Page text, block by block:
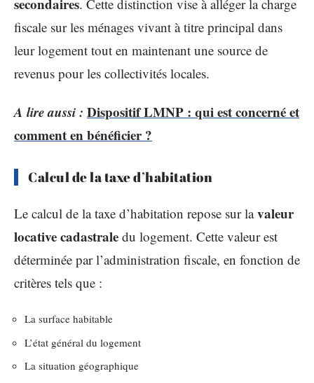
. Cette distinction vise à alléger la charge
fiscale sur les ménages vivant à titre principal dans
leur logement tout en maintenant une source de
revenus pour les collectivités locales.
A lire aussi : Dispositif LMNP : qui est concerné et
comment en bénéficier ?
Calcul de la taxe d’habitation
Le calcul de la taxe d’habitation repose sur lavaleur
locative cadastrale du logement. Cette valeur est
déterminée par l’administration fiscale, en fonction de
critères tels que :
La surface habitable
L’état général du logement
La situation géographique